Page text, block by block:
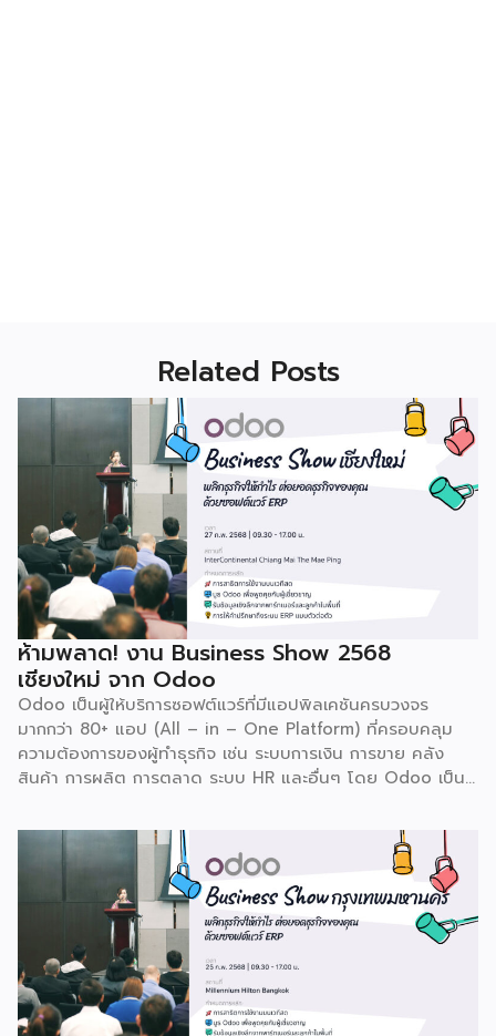
Related Posts
ห้ามพลาด! งาน Business Show 2568
เชียงใหม่ จาก Odoo
Odoo เป็นผู้ให้บริการซอฟต์แวร์ที่มีแอปพิลเคชันครบวงจร
มากกว่า 80+ แอป (All – in – One Platform) ที่ครอบคลุม
ความต้องการของผู้ทำธุรกิจ เช่น ระบบการเงิน การขาย คลัง
สินค้า การผลิต การตลาด ระบบ HR และอื่นๆ โดย Odoo เป็นผู้
เบลเยี่ยมให้บริการใน 19 แห่งทั่วโลก รวมถึงสหรัฐอเมริกา ฮ่องกง
อินโดนีเซีย และดูไบ ปัจจุบัน Odoo ให้บริการผู้ใช้งานในไทย
มากกว่า 4 แสนราย และมีผู้ใช้งานมากกว่า 6 ล้านคนทั่วเอเชีย ปีนี้
Odoo กลับมาจัดงาน Business Roadshow 2568 ภายใต้
Concept พลิกธุรกิจให้กำไร ต่อยอดธุรกิจของคุณด้วย
ซอฟต์แวร์ ERP ที่มาปลดล็อกทุกธุรกิจในประเทศไทยผ่านการนำ
เทคโนโลยีใหม่สุดล้ำ ยกระดับองค์กรของคุณไปสู่ระบบดิจิทัล
พร้อมกับโอกาสที่จะได้เข้ามาเป็นพาร์ทเนอร์ระดับมืออาชีพร่วมกับ
Odoo […]